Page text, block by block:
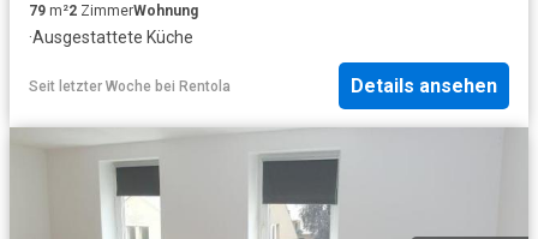
79 m²2 ZimmerWohnung
·Ausgestattete Küche
Seit letzter Woche bei Rentola Details ansehen